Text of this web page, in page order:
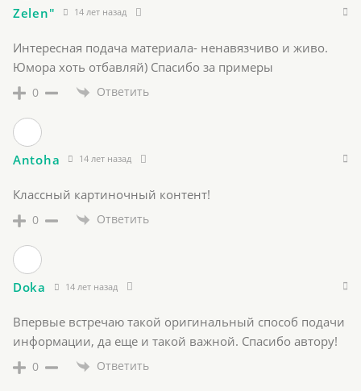
Zelen" 14 лет назад
Интересная подача материала- ненавязчиво и живо.
Юмора хоть отбавляй) Спасибо за примеры
0 Ответить
Antoha 14 лет назад
Классный картиночный контент!
0 Ответить
Doka 14 лет назад
Впервые встречаю такой оригинальный способ подачи
информации, да еще и такой важной. Спасибо автору!
0 Ответить